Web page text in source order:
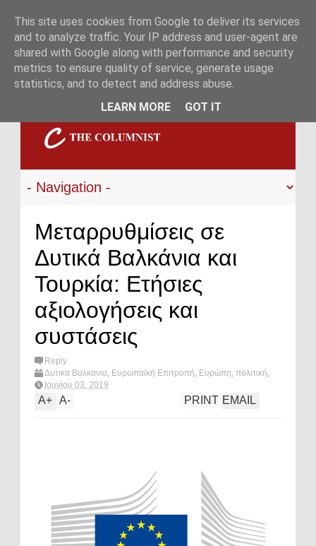
Μεταρρυθμίσεις σε
Δυτικά Βαλκάνια και
Τουρκία: Ετήσιες
αξιολογήσεις και
συστάσεις
Reply
Δυτικα Βαλκανια, Ευρωπαϊκή Επιτροπή, Ευρώπη, πολιτική,
Τουρκια ,What's hot?
Ιουνίου 03, 2019
A+ A- EMAIL
PRINT
This site uses cookies from Google to deliver its services
and to analyze traffic. Your IP address and user-agent are
shared with Google along with performance and security
metrics to ensure quality of service, generate usage
statistics, and to detect and address abuse.
LEARN MORE
GOT IT